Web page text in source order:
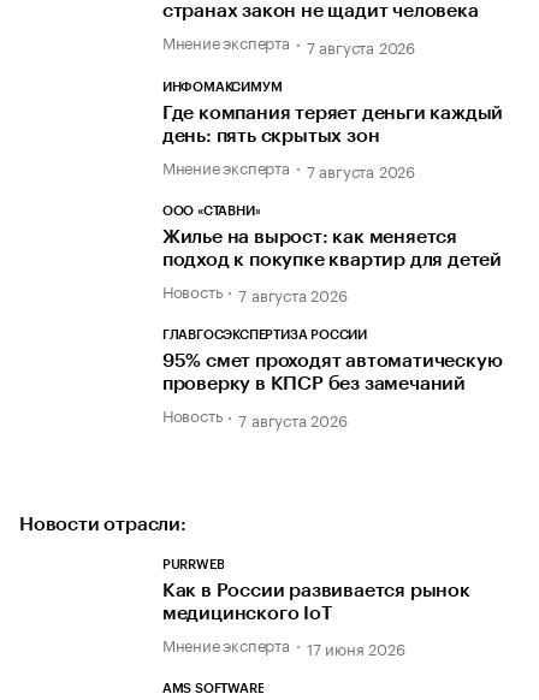
странах закон не щадит человека
Мнение эксперта 7 августа 2026
ИНФОМАКСИМУМ
Где компания теряет деньги каждый
день: пять скрытых зон
Мнение эксперта 7 августа 2026
ООО «СТАВНИ»
Жилье на вырост: как меняется
подход к покупке квартир для детей
Новость 7 августа 2026
ГЛАВГОСЭКСПЕРТИЗА РОССИИ
95% смет проходят автоматическую
проверку в КПСР без замечаний
Новость 7 августа 2026
Новости отрасли:
PURRWEB
Как в России развивается рынок
медицинского IoT
Мнение эксперта 17 июня 2026
AMS SOFTWARE